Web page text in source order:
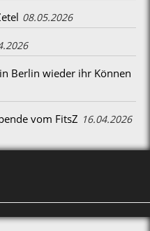
08.05.2026
Berlin wieder ihr Können
vom FitsZ 16.04.2026